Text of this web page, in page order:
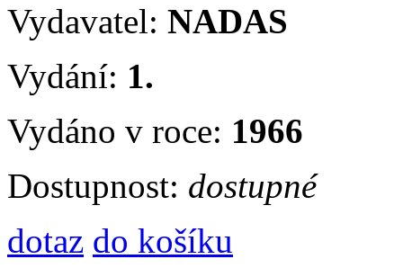
Vydavatel: NADAS
Vydání: 1.
Vydáno v roce: 1966
Dostupnost: dostupné
dotaz do košíku